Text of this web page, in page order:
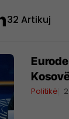
32 Artikuj
Politikë